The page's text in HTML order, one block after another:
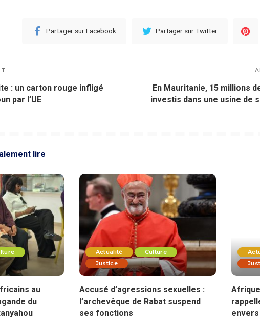
Partager sur Facebook Partager sur Twitter
: un carton rouge infligé
par l’UE
En Mauritanie, 15 millions
investis dans une usine de
lire
au
du
Actualité
Culture
Justice
Accusé d’agressions sexuelles :
l’archevêque de Rabat suspend
ses fonctions